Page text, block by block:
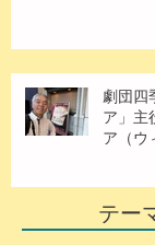
劇団四
ア」主
ア（ウ
テー